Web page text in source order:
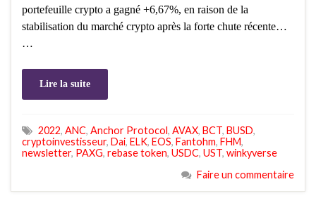
portefeuille crypto a gagné +6,67%, en raison de la
stabilisation du marché crypto après la forte chute récente…
…
Lire la suite
2022, ANC, Anchor Protocol, AVAX, BCT, BUSD,
cryptoinvestisseur, Dai, ELK, EOS, Fantohm, FHM,
newsletter, PAXG, rebase token, USDC, UST, winkyverse
Faire un commentaire